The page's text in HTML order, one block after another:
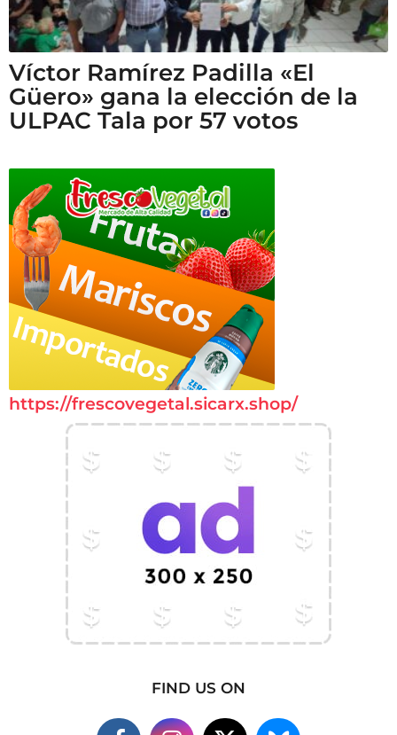
Víctor Ramírez Padilla «El
Güero» gana la elección de la
ULPAC Tala por 57 votos
https://frescovegetal.sicarx.shop/
FIND US ON